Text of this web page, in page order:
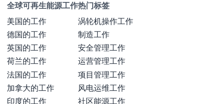
公、100%远程及自由职业岗位，主要涉及传播、非营
利慈善、环境与绿色领域，以及媒体和新闻行业。职位
涵盖需要丰富经验和强大分析能力的金融分析师，以及
驻克利夫兰总部负责财务运营、薪资和审计的会计主管
（来源：ieefa.org
）。该组织倡导协作文化，由克利夫
兰总部的小型员工团队集中管理全球顾问和招聘流程，
强调自我驱动和远程管理能力（来源：
酬和福利根据经验提供竞争力待遇，部分岗位需出差，
全球可再生能源工作
美国的工作
德国的工作
英国的工作
荷兰的工作
法国的工作
加拿大的工作
印度的工作
热门标签
涡轮机操作工作
制造工作
安全管理工作
运营管理工作
项目管理工作
风电运维工作
社区能源工作